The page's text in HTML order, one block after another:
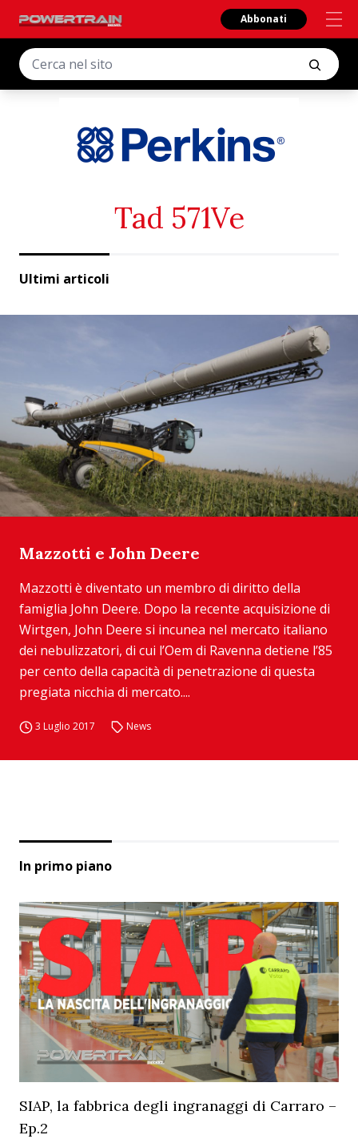
Abbonati
Tad 571Ve
Ultimi articoli
Mazzotti e John Deere
Mazzotti è diventato un membro di diritto della
famiglia John Deere. Dopo la recente acquisizione di
Wirtgen, John Deere si incunea nel mercato italiano
dei nebulizzatori, di cui l’Oem di Ravenna detiene l’85
per cento della capacità di penetrazione di questa
pregiata nicchia di mercato....
3 Luglio 2017 News
In primo piano
SIAP, la fabbrica degli ingranaggi di Carraro –
Ep.2